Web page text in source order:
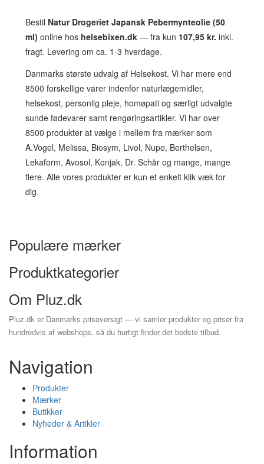
Bestil Natur Drogeriet Japansk Pebermynteolie (50
ml) online hos helsebixen.dk — fra kun 107,95 kr. inkl.
fragt. Levering om ca. 1-3 hverdage.
Danmarks største udvalg af Helsekost. Vi har mere end
8500 forskellige varer indenfor naturlægemidler,
helsekost, personlig pleje, homøpati og særligt udvalgte
sunde fødevarer samt rengøringsartikler. Vi har over
8500 produkter at vælge i mellem fra mærker som
A.Vogel, Melissa, Biosym, Livol, Nupo, Berthelsen,
Lekaform, Avosol, Konjak, Dr. Schär og mange, mange
flere. Alle vores produkter er kun et enkelt klik væk for
dig.
Populære mærker
Produktkategorier
Om Pluz.dk
Pluz.dk er Danmarks prisoversigt — vi samler produkter og priser fra
hundredvis af webshops, så du hurtigt finder det bedste tilbud.
Navigation
Produkter
Mærker
Butikker
Nyheder & Artikler
Information